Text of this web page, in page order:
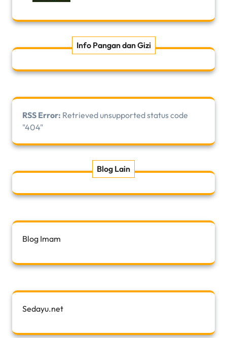
Info Pangan dan Gizi
RSS Error: Retrieved unsupported status code
"404"
Blog Lain
Blog Imam
Sedayu.net